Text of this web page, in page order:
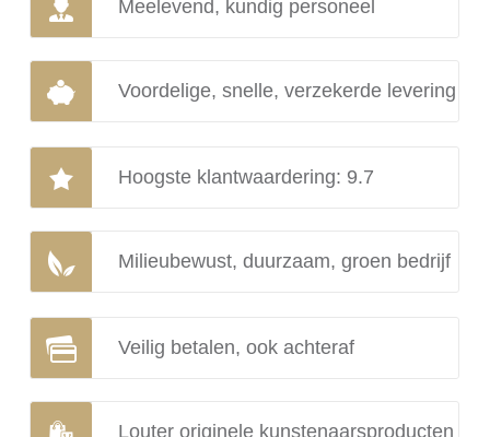
Meelevend, kundig personeel
Voordelige, snelle, verzekerde levering
Hoogste klantwaardering: 9.7
Milieubewust, duurzaam, groen bedrijf
Veilig betalen, ook achteraf
Louter originele kunstenaarsproducten